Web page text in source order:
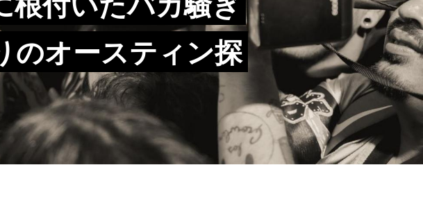
のオースティン探